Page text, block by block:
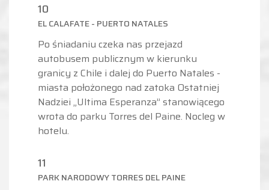
10
EL CALAFATE - PUERTO NATALES
Po śniadaniu czeka nas przejazd
autobusem publicznym w kierunku
granicy z Chile i dalej do Puerto Natales -
miasta położonego nad zatoka Ostatniej
Nadziei „Ultima Esperanza” stanowiącego
wrota do parku Torres del Paine. Nocleg w
hotelu.
11
PARK NARODOWY TORRES DEL PAINE